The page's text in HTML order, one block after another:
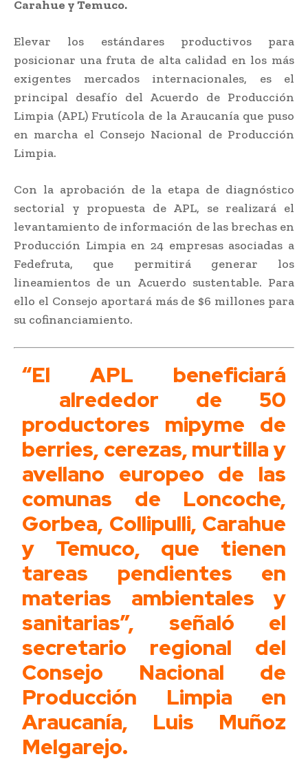
Carahue y Temuco.
Elevar los estándares productivos para
posicionar una fruta de alta calidad en los más
exigentes mercados internacionales, es el
principal desafío del Acuerdo de Producción
Limpia (APL) Frutícola de la Araucanía que puso
en marcha el Consejo Nacional de Producción
Limpia.
Con la aprobación de la etapa de diagnóstico
sectorial y propuesta de APL, se realizará el
levantamiento de información de las brechas en
Producción Limpia en 24 empresas asociadas a
Fedefruta, que permitirá generar los
lineamientos de un Acuerdo sustentable. Para
ello el Consejo aportará más de $6 millones para
su cofinanciamiento.
“El APL beneficiará
alrededor de 50
productores mipyme de
berries, cerezas, murtilla y
avellano europeo de las
comunas de Loncoche,
Gorbea, Collipulli, Carahue
y Temuco, que tienen
tareas pendientes en
materias ambientales y
sanitarias”, señaló el
secretario regional del
Consejo Nacional de
Producción Limpia en
Araucanía, Luis Muñoz
Melgarejo.